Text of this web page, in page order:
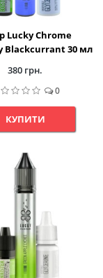
Lucky Chrome
Blackcurrant 30 мл
380 грн.
0
КУПИТИ